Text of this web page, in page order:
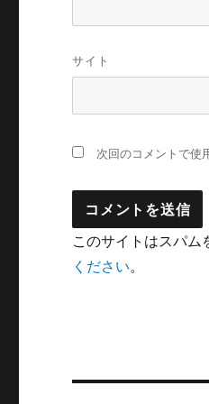
サイト
次回のコメントで使
このサイトはスパム
ください。